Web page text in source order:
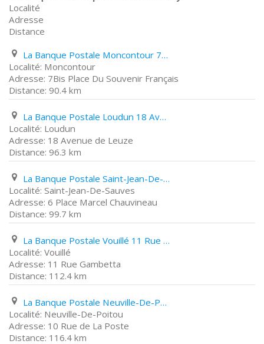
Localité
Adresse
Distance
La Banque Postale Moncontour 7Bis Place Du Souvenir Français
Moncontour
7Bis Place Du Souvenir Français
90.4 km
La Banque Postale Loudun 18 Avenue de Leuze
Loudun
18 Avenue de Leuze
96.3 km
La Banque Postale Saint-Jean-De-Sauves 6 Place Marcel Chauvineau
Saint-Jean-De-Sauves
6 Place Marcel Chauvineau
99.7 km
La Banque Postale Vouillé 11 Rue Gambetta
Vouillé
11 Rue Gambetta
112.4 km
La Banque Postale Neuville-De-Poitou 10 Rue de La Poste
Neuville-De-Poitou
10 Rue de La Poste
116.4 km